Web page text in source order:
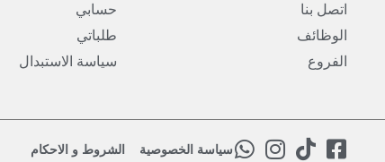
اتصل بنا
الوظائف
الفروع
حسابي
طلباتي
سياسة الاستبدال
F
T
I
Wسياسة الخصوصية الشروط و الاحكام